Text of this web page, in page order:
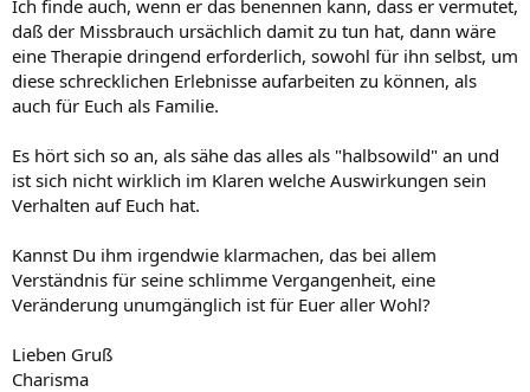
Ich finde auch, wenn er das benennen kann, dass er vermutet,
daß der Missbrauch ursächlich damit zu tun hat, dann wäre
eine Therapie dringend erforderlich, sowohl für ihn selbst, um
diese schrecklichen Erlebnisse aufarbeiten zu können, als
auch für Euch als Familie.
Es hört sich so an, als sähe das alles als "halbsowild" an und
ist sich nicht wirklich im Klaren welche Auswirkungen sein
Verhalten auf Euch hat.
Kannst Du ihm irgendwie klarmachen, das bei allem
Verständnis für seine schlimme Vergangenheit, eine
Veränderung unumgänglich ist für Euer aller Wohl?
Lieben Gruß
Charisma